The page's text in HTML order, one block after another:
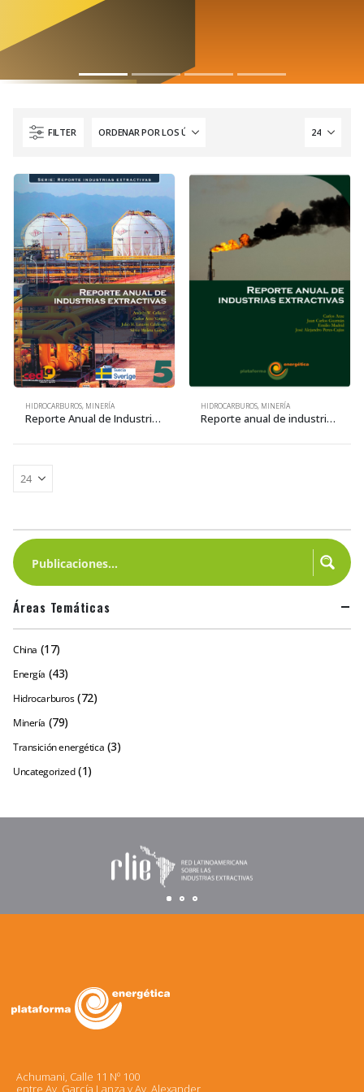
FILTER
HIDROCARBUROS, MINERÍA
Reporte Anual de Industrias Extractivas • 2018
HIDROCARBUROS, MINERÍA
Reporte anual de industrias extractivas 1 • 2014
Áreas Temáticas
China (17)
Energía (43)
Hidrocarburos (72)
Minería (79)
Transición energética (3)
Uncategorized (1)
Achumani, Calle 11 Nº 100
entre Av. García Lanza y Av. Alexander